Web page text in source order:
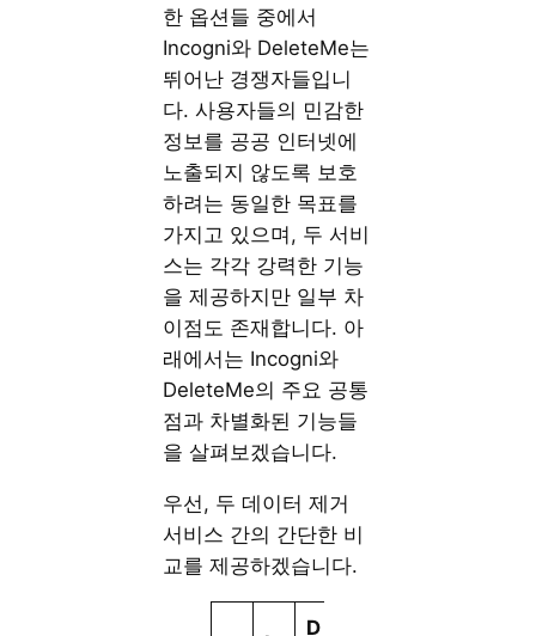
한 옵션들 중에서
Incogni와 DeleteMe는
뛰어난 경쟁자들입니
다. 사용자들의 민감한
정보를 공공 인터넷에
노출되지 않도록 보호
하려는 동일한 목표를
가지고 있으며, 두 서비
스는 각각 강력한 기능
을 제공하지만 일부 차
이점도 존재합니다. 아
래에서는 Incogni와
DeleteMe의 주요 공통
점과 차별화된 기능들
을 살펴보겠습니다.
우선, 두 데이터 제거
서비스 간의 간단한 비
교를 제공하겠습니다.
D